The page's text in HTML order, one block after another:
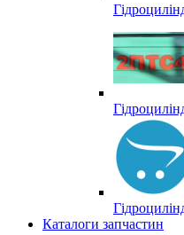
Каталоги запчастин